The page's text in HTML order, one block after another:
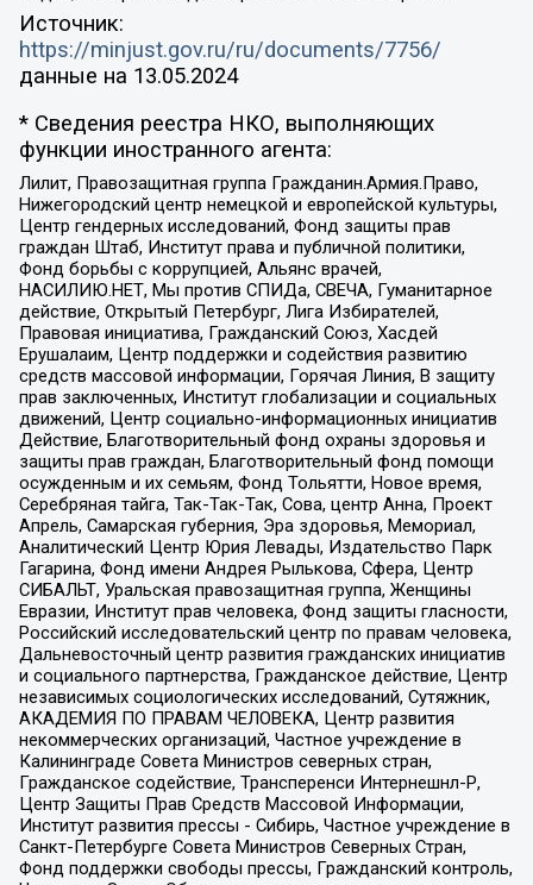
Источник:
https://minjust.gov.ru/ru/documents/7756/
данные на 13.05.2024
* Сведения реестра НКО, выполняющих
функции иностранного агента:
Лилит, Правозащитная группа Гражданин.Армия.Право,
Нижегородский центр немецкой и европейской культуры,
Центр гендерных исследований, Фонд защиты прав
граждан Штаб, Институт права и публичной политики,
Фонд борьбы с коррупцией, Альянс врачей,
НАСИЛИЮ.НЕТ, Мы против СПИДа, СВЕЧА, Гуманитарное
действие, Открытый Петербург, Лига Избирателей,
Правовая инициатива, Гражданский Союз, Хасдей
Ерушалаим, Центр поддержки и содействия развитию
средств массовой информации, Горячая Линия, В защиту
прав заключенных, Институт глобализации и социальных
движений, Центр социально-информационных инициатив
Действие, Благотворительный фонд охраны здоровья и
защиты прав граждан, Благотворительный фонд помощи
осужденным и их семьям, Фонд Тольятти, Новое время,
Серебряная тайга, Так-Так-Так, Сова, центр Анна, Проект
Апрель, Самарская губерния, Эра здоровья, Мемориал,
Аналитический Центр Юрия Левады, Издательство Парк
Гагарина, Фонд имени Андрея Рылькова, Сфера, Центр
СИБАЛЬТ, Уральская правозащитная группа, Женщины
Евразии, Институт прав человека, Фонд защиты гласности,
Российский исследовательский центр по правам человека,
Дальневосточный центр развития гражданских инициатив
и социального партнерства, Гражданское действие, Центр
независимых социологических исследований, Сутяжник,
АКАДЕМИЯ ПО ПРАВАМ ЧЕЛОВЕКА, Центр развития
некоммерческих организаций, Частное учреждение в
Калининграде Совета Министров северных стран,
Гражданское содействие, Трансперенси Интернешнл-Р,
Центр Защиты Прав Средств Массовой Информации,
Институт развития прессы - Сибирь, Частное учреждение в
Санкт-Петербурге Совета Министров Северных Стран,
Фонд поддержки свободы прессы, Гражданский контроль,